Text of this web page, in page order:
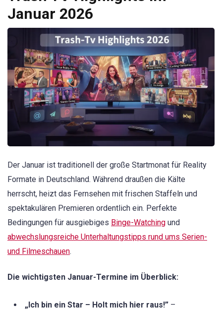
Januar 2026
Der Januar ist traditionell der große Startmonat für Reality
Formate in Deutschland. Während draußen die Kälte
herrscht, heizt das Fernsehen mit frischen Staffeln und
spektakulären Premieren ordentlich ein. Perfekte
Bedingungen für ausgiebiges Binge-Watching und
abwechslungsreiche Unterhaltungstipps rund ums Serien-
und Filmeschauen.
Die wichtigsten Januar-Termine im Überblick:
„Ich bin ein Star – Holt mich hier raus!” –